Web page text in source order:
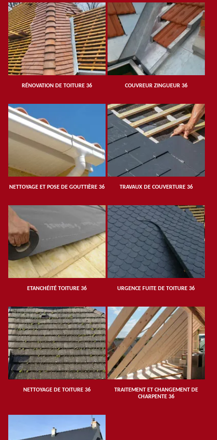
RÉNOVATION DE TOITURE 36 COUVREUR ZINGUEUR 36
NETTOYAGE ET POSE DE GOUTTIÈRE 36 TRAVAUX DE COUVERTURE 36
ETANCHÉITÉ TOITURE 36 URGENCE FUITE DE TOITURE 36
NETTOYAGE DE TOITURE 36
TRAITEMENT ET CHANGEMENT DE
CHARPENTE 36